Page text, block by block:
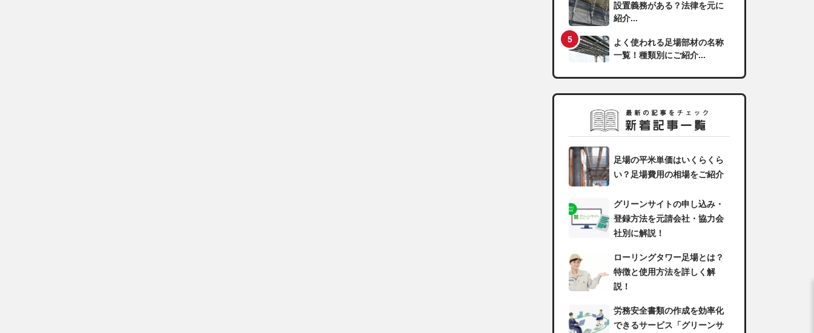
設置義務がある？法律を元に
紹介...
よく使われる足場部材の名称
一覧！種類別にご紹介...
足場の平米単価はいくらくら
い？足場費用の相場をご紹介
グリーンサイトの申し込み・
登録方法を元請会社・協力会
社別に解説！
ローリングタワー足場とは？
特徴と使用方法を詳しく解
説！
労務安全書類の作成を効率化
できるサービス「グリーンサ